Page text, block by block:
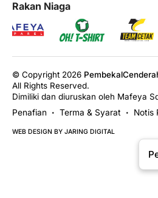
Rakan Niaga
© Copyright 2026
All Rights Reserved.
Dimiliki dan diuruskan oleh Mafeya
Penafian
• Terma & Syarat • Notis
WEB DESIGN BY JARING DIGITAL